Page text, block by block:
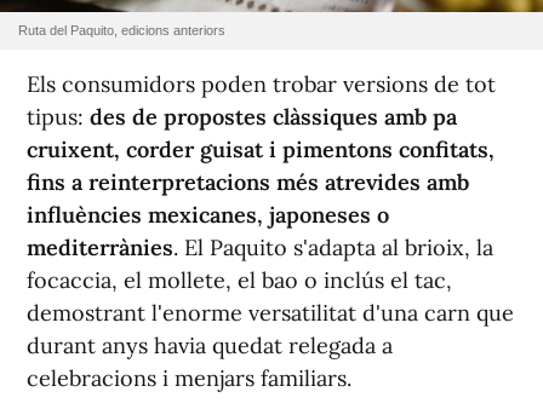
Ruta del Paquito, edicions anteriors
Els consumidors poden trobar versions de tot
tipus: des de propostes clàssiques amb pa
cruixent, corder guisat i pimentons confitats,
fins a reinterpretacions més atrevides amb
influències mexicanes, japoneses o
mediterrànies. El Paquito s'adapta al brioix, la
focaccia, el mollete, el bao o inclús el tac,
demostrant l'enorme versatilitat d'una carn que
durant anys havia quedat relegada a
celebracions i menjars familiars.